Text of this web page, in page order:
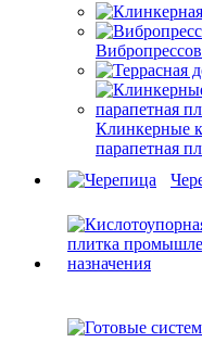
Клинкерные
парапетная